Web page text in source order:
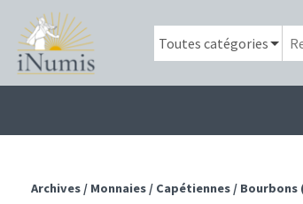
Archives / Monnaies / Capétiennes / Bourbons